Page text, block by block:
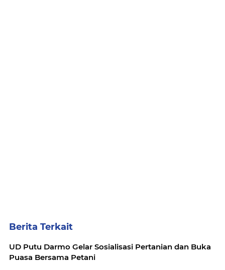
Berita Terkait
UD Putu Darmo Gelar Sosialisasi Pertanian dan Buka
Puasa Bersama Petani